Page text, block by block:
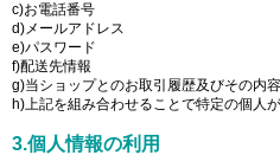
c)お電話番号
d)メールアドレス
e)パスワード
f)配送先情報
g)当ショップとのお取引履歴及びその内容
h)上記を組み合わせることで特定の個人
3.個人情報の利用